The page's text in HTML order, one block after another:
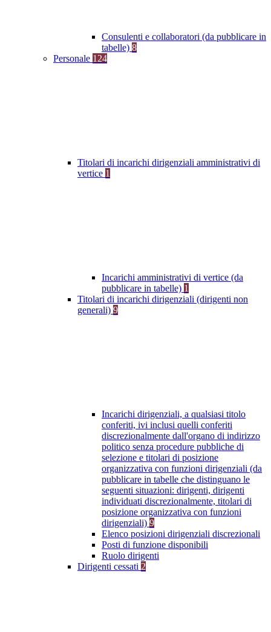
Consulenti e collaboratori (da pubblicare in
tabelle) 8
Personale 124
Titolari di incarichi dirigenziali amministrativi di
vertice 1
Incarichi amministrativi di vertice (da
pubblicare in tabelle) 1
Titolari di incarichi dirigenziali (dirigenti non
generali) 9
Incarichi dirigenziali, a qualsiasi titolo
conferiti, ivi inclusi quelli conferiti
discrezionalmente dall'organo di indirizzo
politico senza procedure pubbliche di
selezione e titolari di posizione
organizzativa con funzioni dirigenziali (da
pubblicare in tabelle che distinguano le
seguenti situazioni: dirigenti, dirigenti
individuati discrezionalmente, titolari di
posizione organizzativa con funzioni
dirigenziali) 9
Elenco posizioni dirigenziali discrezionali
Posti di funzione disponibili
Ruolo dirigenti
Dirigenti cessati 2